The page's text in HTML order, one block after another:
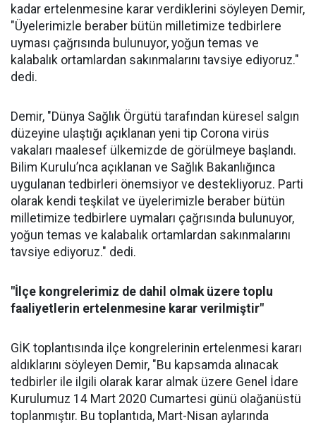
kadar ertelenmesine karar verdiklerini söyleyen Demir,
"Üyelerimizle beraber bütün milletimize tedbirlere
uyması çağrısında bulunuyor, yoğun temas ve
kalabalık ortamlardan sakınmalarını tavsiye ediyoruz."
dedi.
Demir, "Dünya Sağlık Örgütü tarafından küresel salgın
düzeyine ulaştığı açıklanan yeni tip Corona virüs
vakaları maalesef ülkemizde de görülmeye başlandı.
Bilim Kurulu’nca açıklanan ve Sağlık Bakanlığınca
uygulanan tedbirleri önemsiyor ve destekliyoruz. Parti
olarak kendi teşkilat ve üyelerimizle beraber bütün
milletimize tedbirlere uymaları çağrısında bulunuyor,
yoğun temas ve kalabalık ortamlardan sakınmalarını
tavsiye ediyoruz." dedi.
"İlçe kongrelerimiz de dahil olmak üzere toplu
faaliyetlerin ertelenmesine karar verilmiştir"
GİK toplantısında ilçe kongrelerinin ertelenmesi kararı
aldıklarını söyleyen Demir, "Bu kapsamda alınacak
tedbirler ile ilgili olarak karar almak üzere Genel İdare
Kurulumuz 14 Mart 2020 Cumartesi günü olağanüstü
toplanmıştır. Bu toplantıda, Mart-Nisan aylarında